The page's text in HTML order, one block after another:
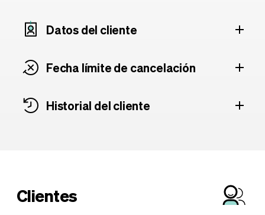
Datos del cliente
Fecha límite de cancelación
Historial del cliente
Clientes